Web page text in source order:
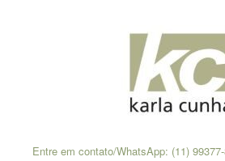
Entre em contato/WhatsApp: (11)